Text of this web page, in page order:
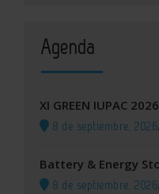
Agenda
XI GREEN IUPAC 2026
8 de septiembre, 2026
Battery & Energy
8 de septiembre, 2026